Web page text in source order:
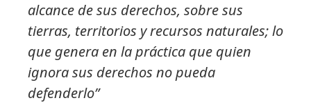
alcance de sus derechos, sobre sus
tierras, territorios y recursos naturales; lo
que genera en la práctica que quien
ignora sus derechos no pueda
defenderlo”